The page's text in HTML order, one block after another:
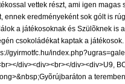
vettek részt, ami igen
ennek eredményeként sok gólt is
a játékosoknak és Szülõknek is
csokoládékat kaptak a
gyirmotfc.hu/
div><div><br></div><div>U9,
a